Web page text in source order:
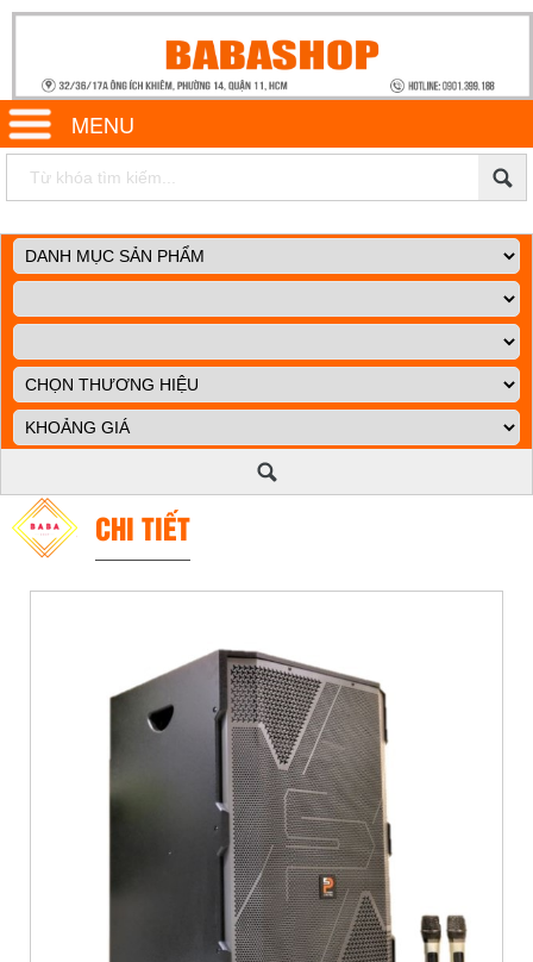
MENU
CHI TIẾT